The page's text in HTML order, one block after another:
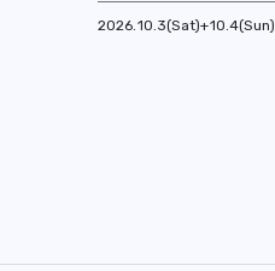
2026 10.3(Sat)+10.4(Sun)